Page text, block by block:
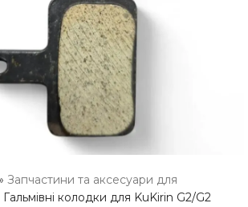
Запчастини та аксесуари для
Гальмівні колодки для KuKirin G2/G2